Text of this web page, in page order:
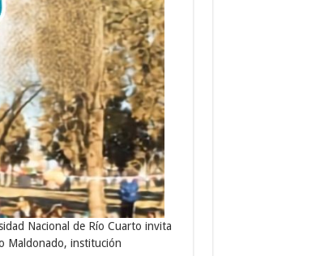
Nacional de Río Cuarto invita
Maldonado, institución